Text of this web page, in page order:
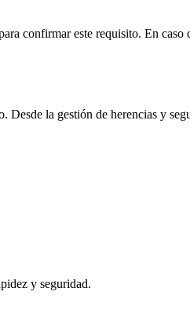
confirmar este requisito. En caso
la gestión de herencias y
y seguridad.